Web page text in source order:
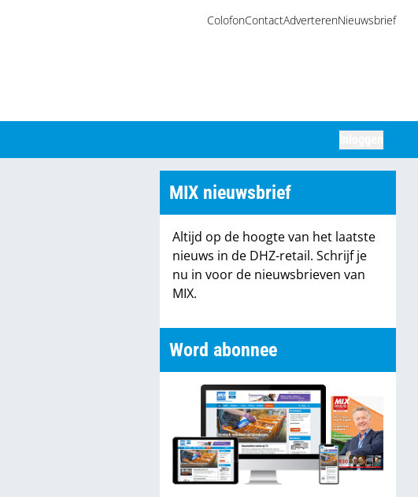
ColofonContactAdverterenNieuwsbrief
MIX nieuwsbrief
Altijd op de hoogte van het laatste
nieuws in de DHZ-retail. Schrijf je
nu in voor de nieuwsbrieven van
MIX.
Word abonnee